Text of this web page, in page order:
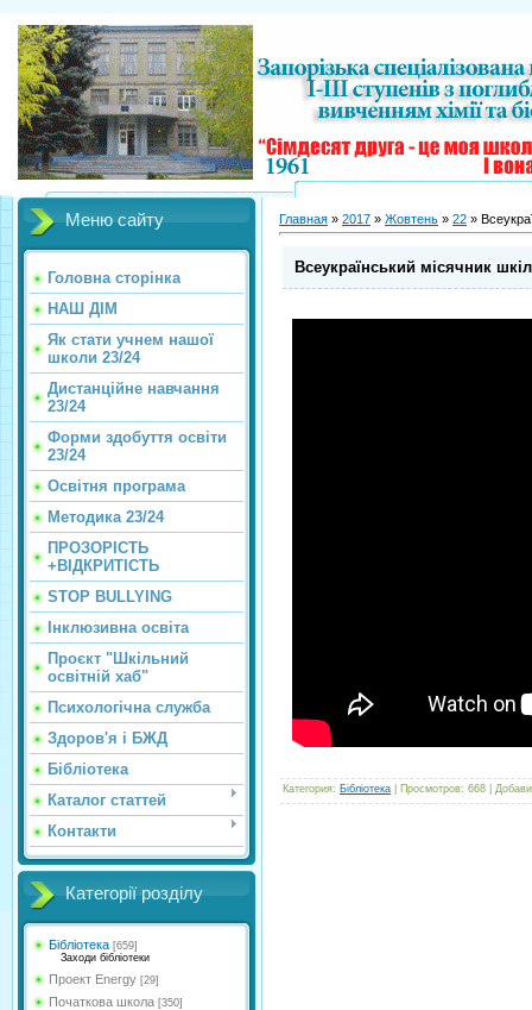
Меню сайту
Головна сторінка
НАШ ДІМ
Як стати учнем нашої
школи 23/24
Дистанційне навчання
23/24
Форми здобуття освіти
23/24
Освітня програма
Методика 23/24
ПРОЗОРІСТЬ
+ВІДКРИТІСТЬ
STOP BULLYING
Інклюзивна освіта
Проєкт "Шкільний
освітній хаб"
Психологічна служба
Здоров'я і БЖД
Бібліотека
Каталог статтей
Контакти
Категорії розділу
Бібліотека [659]
Заходи бібліотеки
Проект Energy [29]
Початкова школа [350]
Главная » 2017 » Жовтень » 22 »
Всеукраїнський місячник
Категория: Бібліотека Просмотров: 668